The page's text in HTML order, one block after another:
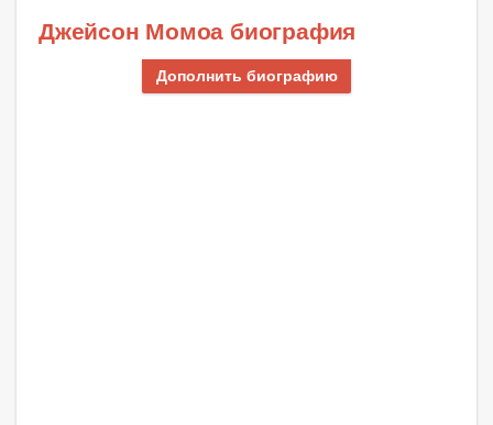
Джейсон Момоа биография
Дополнить биографию